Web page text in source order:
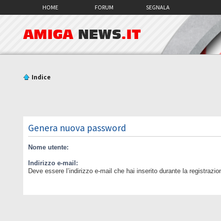
HOME FORUM SEGNALA
AMIGA NEWS.IT
Indice
Genera nuova password
Nome utente:
Indirizzo e-mail:
Deve essere l’indirizzo e-mail che hai inserito durante la